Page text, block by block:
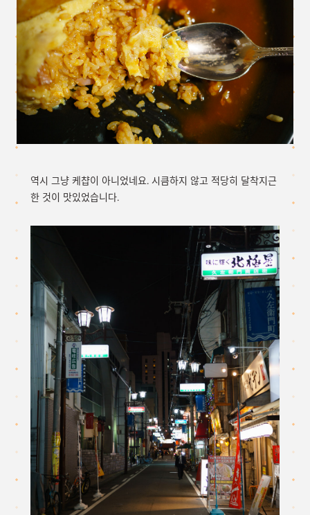
역시 그냥 케챱이 아니었네요. 시큼하지 않고 적당히 달착지근
한 것이 맛있었습니다.